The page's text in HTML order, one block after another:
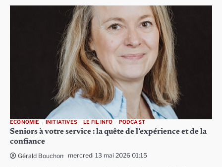
ECONOMIE INITIATIVES LE FIL INFO PODCAST
Seniors à votre service : la quête de l’expérience et de la
confiance
Gérald Bouchon mercredi 13 mai 2026 01:15